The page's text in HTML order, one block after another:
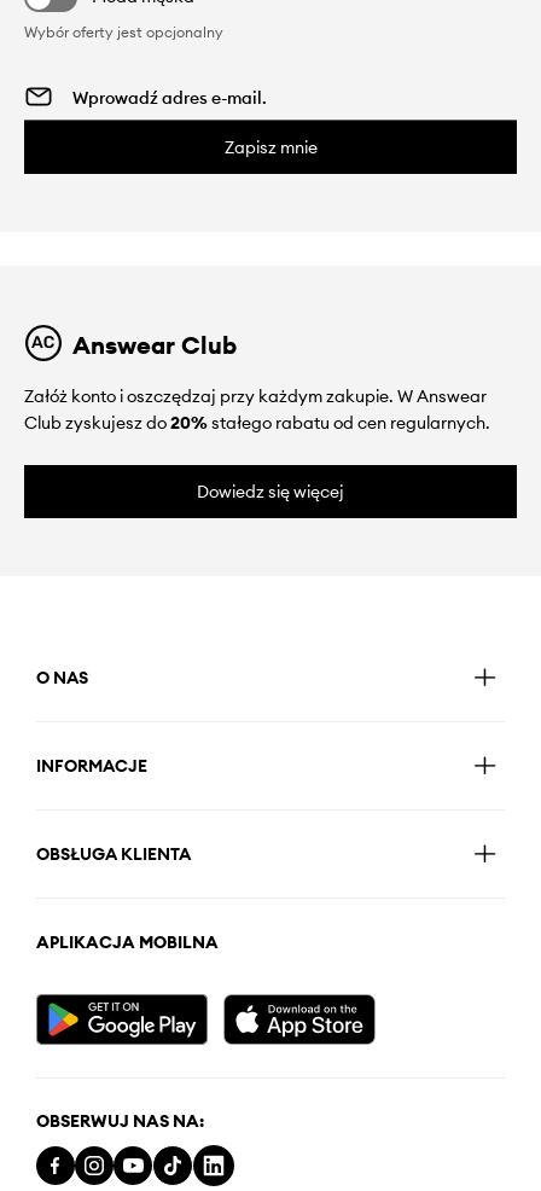
Wybór oferty jest opcjonalny
Zapisz mnie
Answear Club
Załóż konto i oszczędzaj przy każdym zakupie. W Answear
Club zyskujesz do20%stałego rabatu od cen regularnych.
Dowiedz się więcej
O NAS
INFORMACJE
OBSŁUGA KLIENTA
APLIKACJA MOBILNA
OBSERWUJ NAS NA: